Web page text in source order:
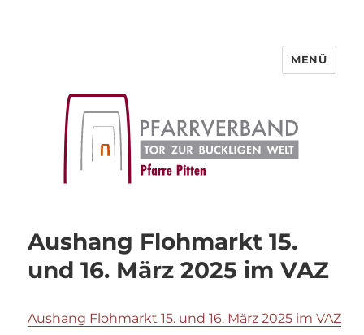
MENÜ
Aushang Flohmarkt 15.
und 16. März 2025 im VAZ
Aushang Flohmarkt 15. und 16. März 2025 im VAZ